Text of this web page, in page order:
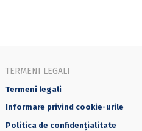
TERMENI LEGALI
Termeni legali
Informare privind cookie-urile
Politica de confidențialitate